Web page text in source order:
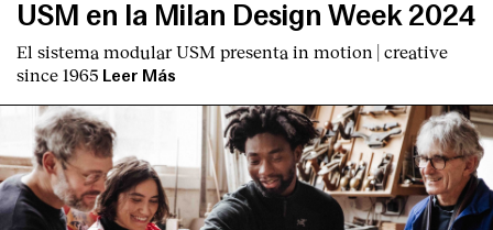
USM en la Milan Design Week 2024
El sistema modular USM presenta in motion | creative
since 1965 Leer Más